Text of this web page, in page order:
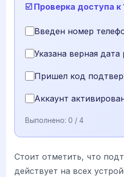
☑️ Проверка доступа к
Введен номер
Указана верная
Пришел код
Аккаунт
Выполнено: 0 / 4
Стоит отметить, что
действует на всех